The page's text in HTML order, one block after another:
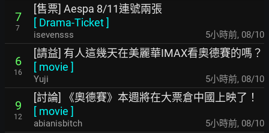
7
7
[售票] Aespa 8/11連號兩張
[ Drama-Ticket]
isevensss 5小時前, 08/10
6
16
[請益] 有人這幾天在美麗華IMAX看奧德賽的嗎？
[ movie ]
Yuji 5小時前, 08/10
9
12
[討論] 《奧德賽》本週將在大票倉中國上映了！
[ movie ]
abianisbitch 5小時前, 08/10